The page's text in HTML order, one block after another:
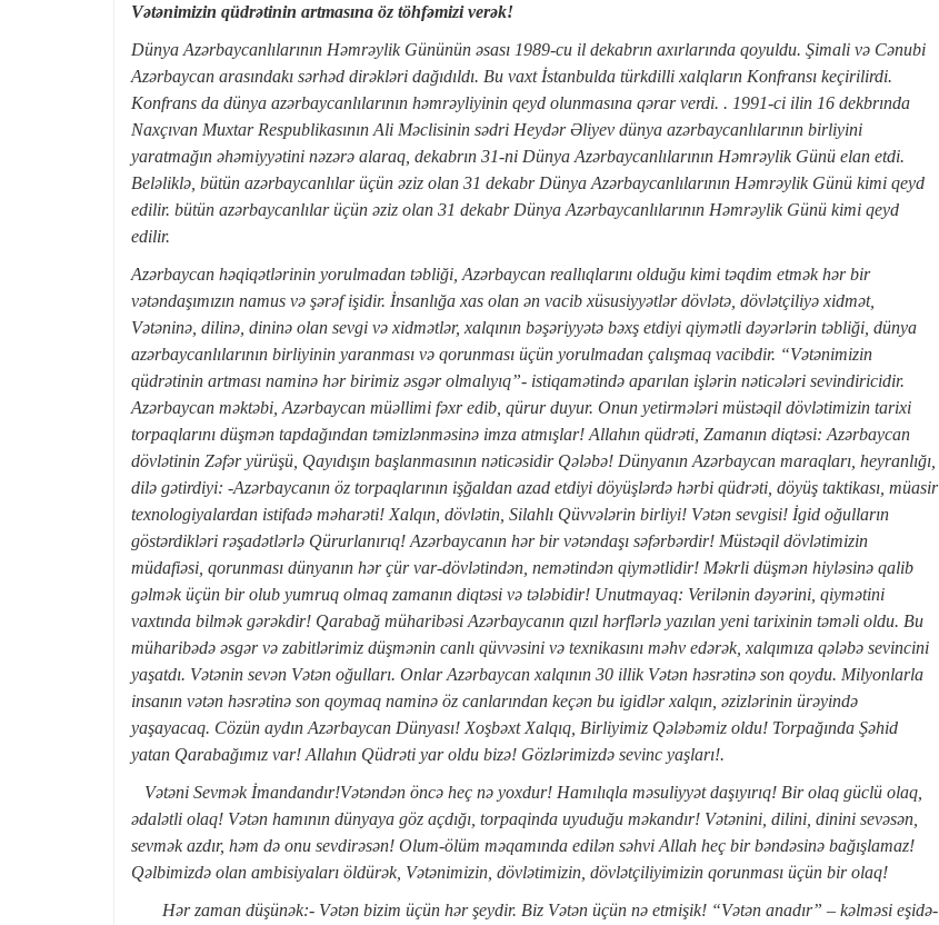
Vətənimizin qüdrətinin artmasına öz töhfəmizi verək!
Dünya Azərbaycanlılarının Həmrəylik Gününün əsası 1989-cu il dekabrın axırlarında qoyuldu. Şimali və Cənubi
Azərbaycan arasındakı sərhəd dirəkləri dağıdıldı. Bu vaxt İstanbulda türkdilli xalqların Konfransı keçirilirdi.
Konfrans da dünya azərbaycanlılarının həmrəyliyinin qeyd olunmasına qərar verdi. . 1991-ci ilin 16 dekbrında
Naxçıvan Muxtar Respublikasının Ali Məclisinin sədri Heydər Əliyev dünya azərbaycanlılarının birliyini
yaratmağın əhəmiyyətini nəzərə alaraq, dekabrın 31-ni Dünya Azərbaycanlılarının Həmrəylik Günü elan etdi.
Beləliklə, bütün azərbaycanlılar üçün əziz olan 31 dekabr Dünya Azərbaycanlılarının Həmrəylik Günü kimi qeyd
edilir. bütün azərbaycanlılar üçün əziz olan 31 dekabr Dünya Azərbaycanlılarının Həmrəylik Günü kimi qeyd
edilir.
Azərbaycan həqiqətlərinin yorulmadan təbliği, Azərbaycan reallıqlarını olduğu kimi təqdim etmək hər bir
vətəndaşımızın namus və şərəf işidir. İnsanlığa xas olan ən vacib xüsusiyyətlər dövlətə, dövlətçiliyə xidmət,
Vətəninə, dilinə, dininə olan sevgi və xidmətlər, xalqının bəşəriyyətə bəxş etdiyi qiymətli dəyərlərin təbliği, dünya
azərbaycanlılarının birliyinin yaranması və qorunması üçün yorulmadan çalışmaq vacibdir. “Vətənimizin
qüdrətinin artması naminə hər birimiz əsgər olmalıyıq”- istiqamətində aparılan işlərin nəticələri sevindiricidir.
Azərbaycan məktəbi, Azərbaycan müəllimi fəxr edib, qürur duyur. Onun yetirmələri müstəqil dövlətimizin tarixi
torpaqlarını düşmən tapdağından təmizlənməsinə imza atmışlar! Allahın qüdrəti, Zamanın diqtəsi: Azərbaycan
dövlətinin Zəfər yürüşü, Qayıdışın başlanmasının nəticəsidir Qələbə! Dünyanın Azərbaycan maraqları, heyranlığı,
dilə gətirdiyi: -Azərbaycanın öz torpaqlarının işğaldan azad etdiyi döyüşlərdə hərbi qüdrəti, döyüş taktikası, müasir
texnologiyalardan istifadə məharəti! Xalqın, dövlətin, Silahlı Qüvvələrin birliyi! Vətən sevgisi! İgid oğulların
göstərdikləri rəşadətlərlə Qürurlanırıq! Azərbaycanın hər bir vətəndaşı səfərbərdir! Müstəqil dövlətimizin
müdafiəsi, qorunması dünyanın hər çür var-dövlətindən, nemətindən qiymətlidir! Məkrli düşmən hiyləsinə qalib
gəlmək üçün bir olub yumruq olmaq zamanın diqtəsi və tələbidir! Unutmayaq: Verilənin dəyərini, qiymətini
vaxtında bilmək gərəkdir! Qarabağ müharibəsi Azərbaycanın qızıl hərflərlə yazılan yeni tarixinin təməli oldu. Bu
müharibədə əsgər və zabitlərimiz düşmənin canlı qüvvəsini və texnikasını məhv edərək, xalqımıza qələbə sevincini
yaşatdı. Vətənin sevən Vətən oğulları. Onlar Azərbaycan xalqının 30 illik Vətən həsrətinə son qoydu. Milyonlarla
insanın vətən həsrətinə son qoymaq naminə öz canlarından keçən bu igidlər xalqın, əzizlərinin ürəyində
yaşayacaq. Cözün aydın Azərbaycan Dünyası! Xoşbəxt Xalqıq, Birliyimiz Qələbəmiz oldu! Torpağında Şəhid
yatan Qarabağımız var! Allahın Qüdrəti yar oldu bizə! Gözlərimizdə sevinc yaşları!.
Vətəni Sevmək İmandandır!Vətəndən öncə heç nə yoxdur! Hamılıqla məsuliyyət daşıyırıq! Bir olaq güclü olaq,
ədalətli olaq! Vətən hamının dünyaya göz açdığı, torpaqinda uyuduğu məkandır! Vətənini, dilini, dinini sevəsən,
sevmək azdır, həm də onu sevdirəsən! Olum-ölüm məqamında edilən səhvi Allah heç bir bəndəsinə bağışlamaz!
Qəlbimizdə olan ambisiyaları öldürək, Vətənimizin, dövlətimizin, dövlətçiliyimizin qorunması üçün bir olaq!
Hər zaman düşünək:- Vətən bizim üçün hər şeydir. Biz Vətən üçün nə etmişik! “Vətən anadır” – kəlməsi eşidə-